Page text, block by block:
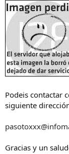
Podeis contactar
siguiente
Gracias y un